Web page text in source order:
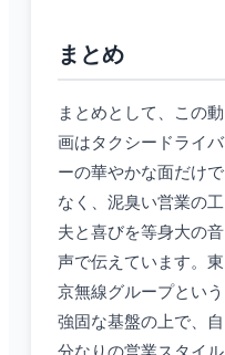
まとめ
まとめとして、この動
画はタクシードライバ
ーの華やかな面だけで
なく、泥臭い営業の工
夫と喜びを等身大の音
声で伝えています。東
京無線グループという
強固な基盤の上で、自